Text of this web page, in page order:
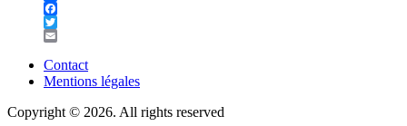
Share
Facebook
Twitter
Menu
Pied
Contact
Mentions légales
Copyright © 2026. All rights reserved